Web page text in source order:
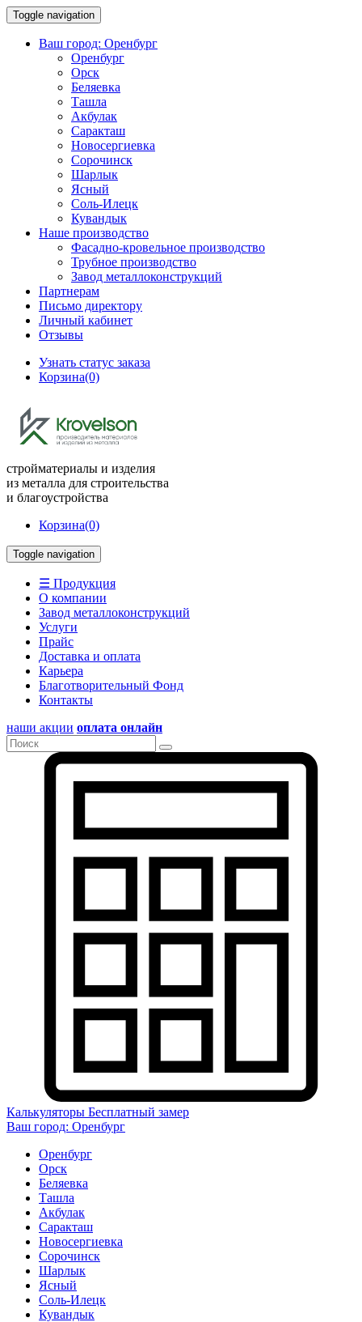
Toggle navigation
Ваш город: Оренбург
Оренбург
Орск
Беляевка
Ташла
Акбулак
Саракташ
Новосергиевка
Сорочинск
Шарлык
Ясный
Соль-Илецк
Кувандык
Наше производство
Фасадно-кровельное производство
Трубное производство
Завод металлоконструкций
Партнерам
Письмо директору
Личный кабинет
Отзывы
Узнать статус заказа
Корзина(0)
стройматериалы и изделия
из металла для строительства
и благоустройства
Корзина(0)
Toggle navigation
☰ Продукция
О компании
Завод металлоконструкций
Услуги
Прайс
Доставка и оплата
Карьера
Благотворительный Фонд
Контакты
наши акции оплата онлайн
Калькуляторы Бесплатный замер
Ваш город: Оренбург
Оренбург
Орск
Беляевка
Ташла
Акбулак
Саракташ
Новосергиевка
Сорочинск
Шарлык
Ясный
Соль-Илецк
Кувандык